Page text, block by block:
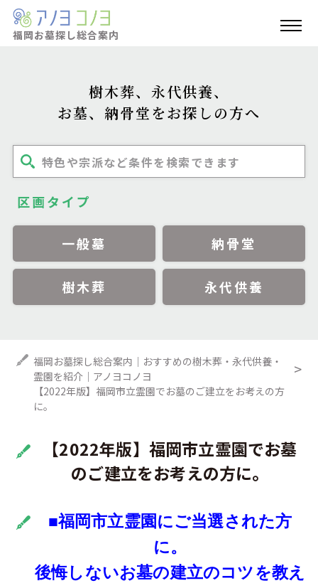
福岡お墓探し総合案内
樹木葬、永代供養、
お墓、納骨堂をお探しの方へ
特色や宗派など条件を検索できます
区画タイプ
一般墓 納骨堂
樹木葬 永代供養
福岡お墓探し総合案内｜おすすめの樹木葬・永代供養・
霊園を紹介｜アノヨコノヨ
【2022年版】福岡市立霊園でお墓のご建立をお考えの方
に。
【2022年版】福岡市立霊園でお墓
のご建立をお考えの方に。
■福岡市立霊園にご当選された方
に。
後悔しないお墓の建立のコツを教え